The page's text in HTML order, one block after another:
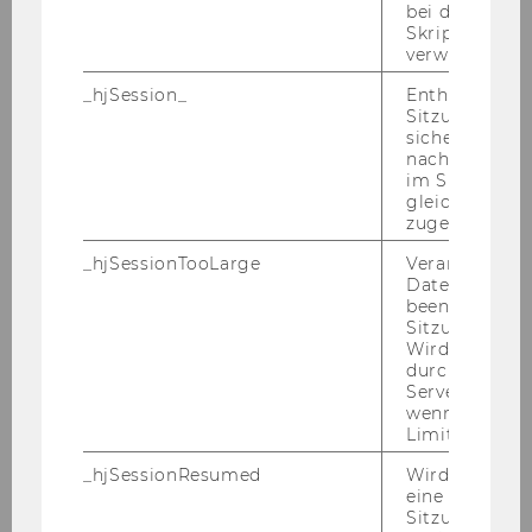
: Sie be­schleu­ni­gen das Tempo und
die Po­la­ri­sie­rung. Zu­sätz­lich be­feu­ern Po­la­ri­sie­
rungs­un­ter­neh­mer in den so­zia­len Me­di­en die
De­bat­te. Diese Tech-​Konzerne agie­ren nicht
nach de­mo­kra­ti­schen oder rechts­staat­li­chen
Re­geln, son­dern mit dem Ziel der Pro­fit­ma­xi­
Wenn diese ge­nann­ten Aspek­te tief ge­wis­ser­
ma­ßen in un­se­rer ge­sell­schaft­li­chen DNA ver­
an­kert sind, gibt es dann über­haupt ein Ent­
: Ich muss wis­sen, wel­che Pro­ble­me
vor­lie­gen. Dann kann ich über die Be­stands­auf­
Wel­che Lö­sung kann die So­zio­lo­gie als Be­ob­
ach­te­rin der Ge­sell­schaft an­bie­ten?
bei der
verwendet
_hjSession_
Enthält die
sicher, dass
im
gleichen
zugeordnet
_hjSessionTooLarge
Veranlasst
beenden,
Sitzung zu
Wird
durch ein
Servers
wenn die
Limit
_hjSessionResumed
Wird gesetzt,
eine
Sitzung/